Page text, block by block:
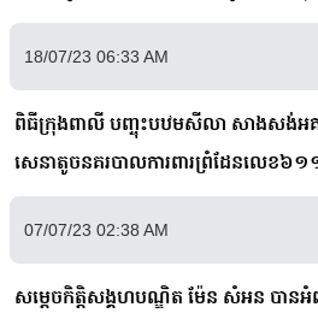
18/07/23 06:33 AM
ពិធីក្រុងពាលី បញ្ចុះបឋមសីលា សាងសង់អគា
សេនាតូចនគរបាលការពារព្រំដែនលេខ៦១
07/07/23 02:38 AM
សម្តេចកិត្តិសង្គហបណ្ឌិត ម៉ែន សំអន បានអំ